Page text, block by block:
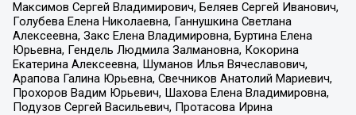
Максимов Сергей Владимирович, Беляев Сергей Иванович,
Голубева Елена Николаевна, Ганнушкина Светлана
Алексеевна, Закс Елена Владимировна, Буртина Елена
Юрьевна, Гендель Людмила Залмановна, Кокорина
Екатерина Алексеевна, Шуманов Илья Вячеславович,
Арапова Галина Юрьевна, Свечников Анатолий Мариевич,
Прохоров Вадим Юрьевич, Шахова Елена Владимировна,
Подузов Сергей Васильевич, Протасова Ирина